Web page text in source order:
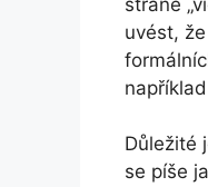
uvést,
Důležité
se píše